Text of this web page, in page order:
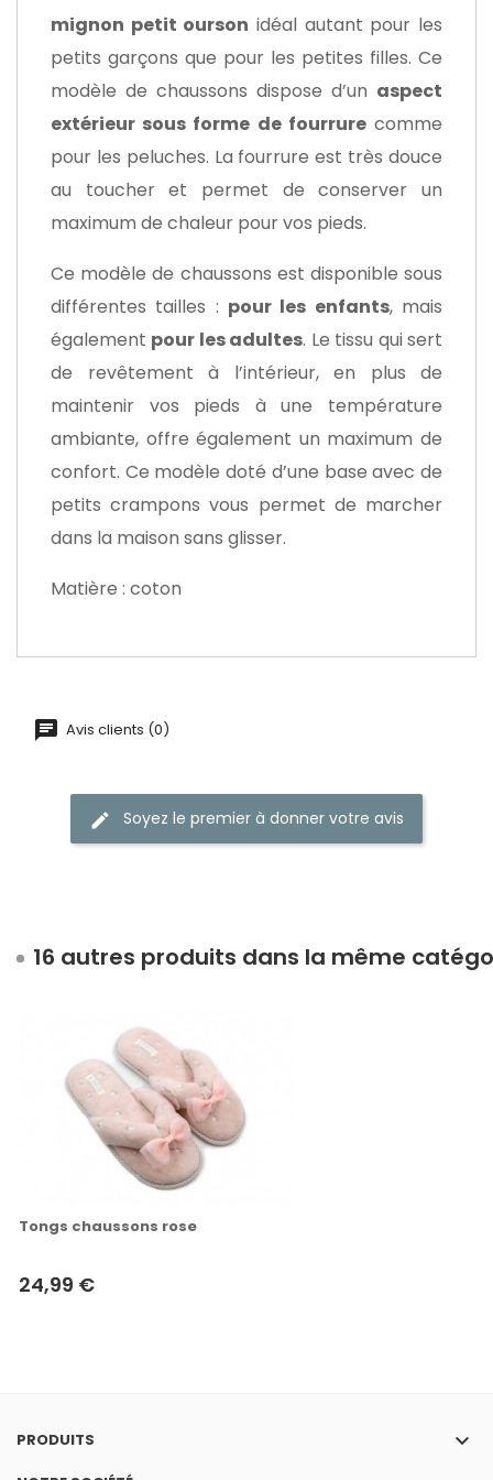
mignon petit ourson idéal autant pour les
petits garçons que pour les petites filles. Ce
modèle de chaussons dispose d’un aspect
extérieur sous forme de fourrurecomme
pour les peluches. La fourrure est très douce
au toucher et permet de conserver un
maximum de chaleur pour vos pieds.
Ce modèle de chaussons est disponible sous
différentes tailles : pour les enfants, mais
également pour les adultes. Le tissu qui sert
de revêtement à l’intérieur, en plus de
maintenir vos pieds à une température
ambiante, offre également un maximum de
confort. Ce modèle doté d’une base avec de
petits crampons vous permet de marcher
dans la maison sans glisser.
Matière : coton
Avis clients (0)
Soyez le premier à donner votre avis
16 autres produits dans la même
Tongs chaussons rose
24,99 €
PRODUITS keyboard_arrow_down